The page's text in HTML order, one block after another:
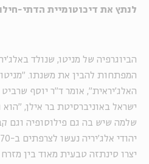
לנתץ את דיכוטומיית הדתי-
המפתחות להבין את משנתו.
האלג'יראית", אומר ד"ר יוסף
ישראל באוניברסיטת בר אילן,
שלמה שיש בה גם פילוסופיה וגם
יצרו סינתזה טבעית מאוד בין